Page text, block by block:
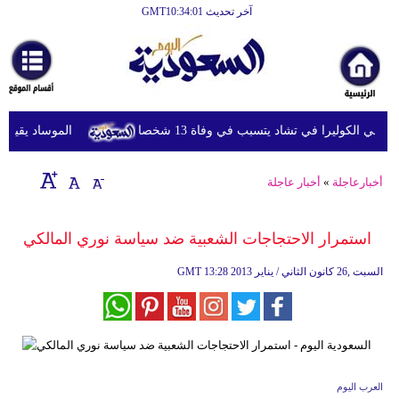
آخر تحديث GMT10:34:01
أخبارعاجلة
رياضة
ثقافة
إقتصاد
وموسيقى
وتغذية
الموساد يقيل الكوليرا في تشاد يتسبب في وفاة 13 شخصا
أخبارعاجلة » أخبار عاجلة
استمرار الاحتجاجات الشعبية ضد سياسة نوري المالكي
GMT 13:28 2013 السبت ,26 كانون الثاني / يناير
العرب اليوم